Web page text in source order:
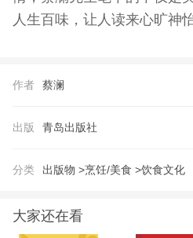
人生百味，让人读来心旷神
澜旅行食记》的续篇，精彩
录了近20篇蔡澜先生未公发
呼过瘾。2.新评。有些文章还
能有新感受。
作者 蔡澜
出版 青岛出版社
分类 出版物 >烹饪/美食 >饮食文化
大家还在看